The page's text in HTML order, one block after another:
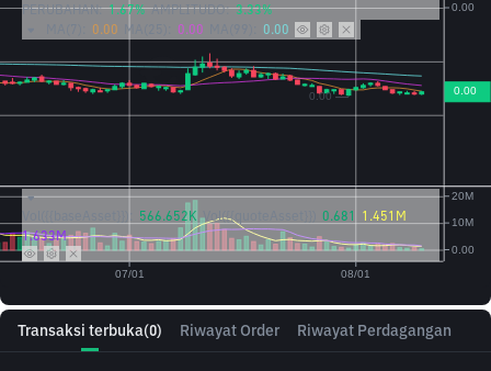
Transaksi terbuka(0) Riwayat Order Riwayat Perdagangan
PERUBAHAN: 1.67% AMPLITUDO: 3.33%
0.00 MA(25): 0.00 0.00
566.652K Vol({{quoteAsset}}) 0.681 1.451M
1.633M